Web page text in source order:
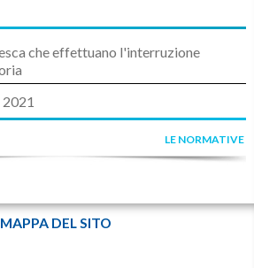
che effettuano l'interruzione
LE NORMATIVE
MAPPA DEL SITO